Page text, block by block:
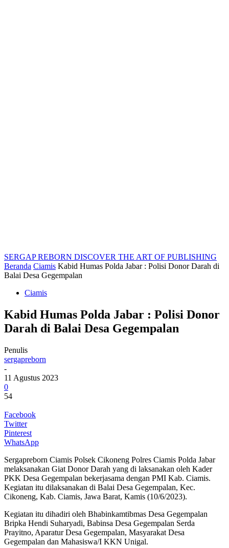
SERGAP REBORN DISCOVER THE ART OF PUBLISHING
Beranda Ciamis Kabid Humas Polda Jabar : Polisi Donor Darah di
Balai Desa Gegempalan
Ciamis
Kabid Humas Polda Jabar : Polisi Donor
Darah di Balai Desa Gegempalan
Penulis
sergapreborn
-
11 Agustus 2023
0
54
Facebook
Twitter
Pinterest
WhatsApp
Sergapreborn Ciamis Polsek Cikoneng Polres Ciamis Polda Jabar
melaksanakan Giat Donor Darah yang di laksanakan oleh Kader
PKK Desa Gegempalan bekerjasama dengan PMI Kab. Ciamis.
Kegiatan itu dilaksanakan di Balai Desa Gegempalan, Kec.
Cikoneng, Kab. Ciamis, Jawa Barat, Kamis (10/6/2023).
Kegiatan itu dihadiri oleh Bhabinkamtibmas Desa Gegempalan
Bripka Hendi Suharyadi, Babinsa Desa Gegempalan Serda
Prayitno, Aparatur Desa Gegempalan, Masyarakat Desa
Gegempalan dan Mahasiswa/I KKN Unigal.